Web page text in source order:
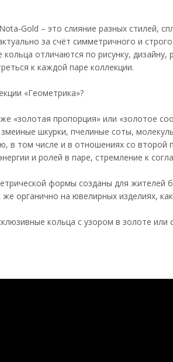
Gold – это слияние разных стилей,
за счёт симметричного и
отличаются по рисунку,
к каждой паре коллекции.
«Геометрика»?
«золотая пропорция» или «золотое
шкурки, пчелиные соты,
в том числе и в отношениях со
и ролей в паре, стремление к
формы созданы для жителей
органично на ювелирных изделиях,
кольца с узором в золоте или